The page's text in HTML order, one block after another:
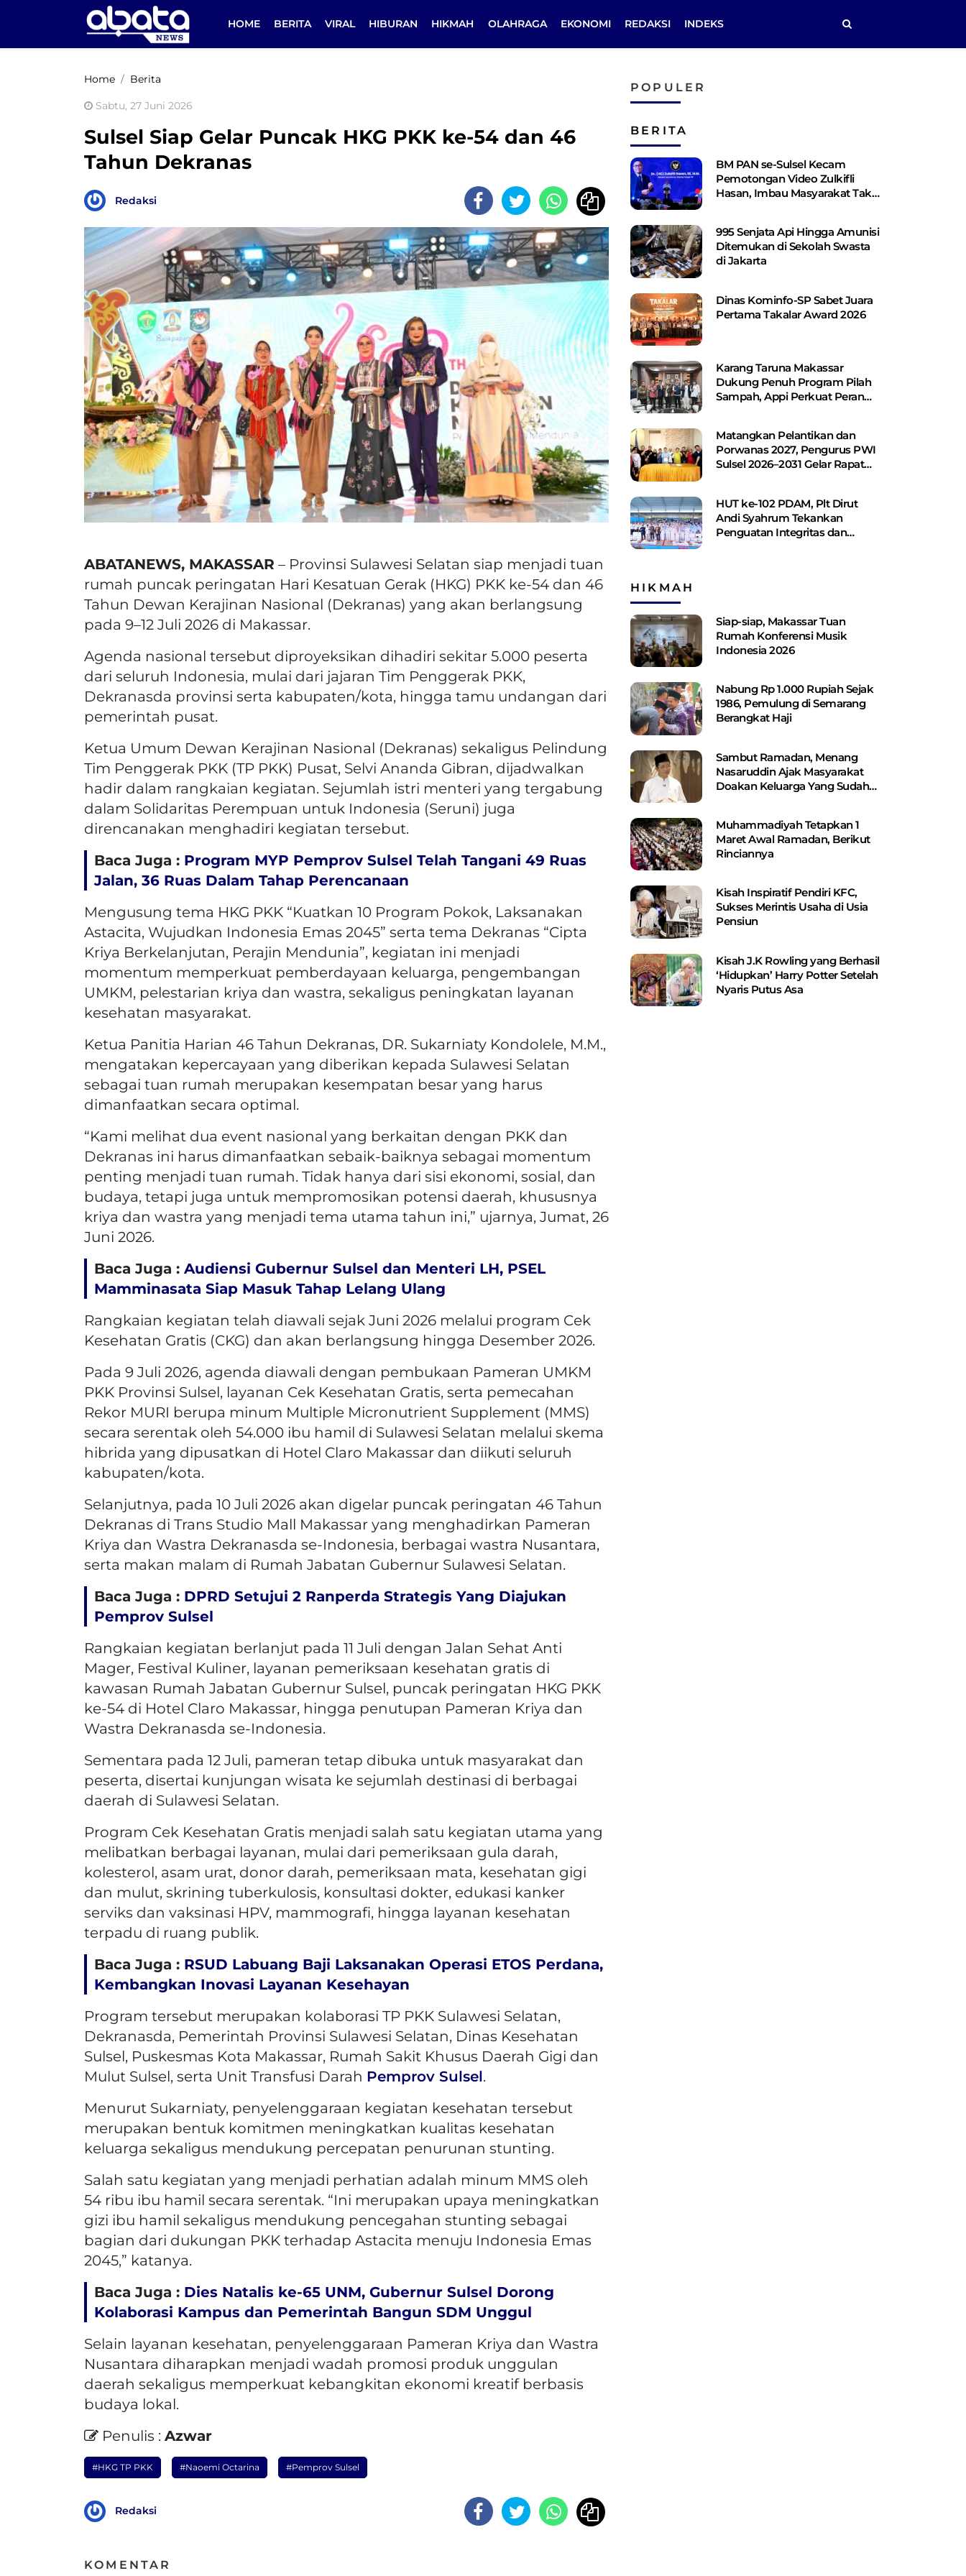
HOME BERITA VIRAL HIBURAN HIKMAH OLAHRAGA EKONOMI REDAKSI INDEKS
Home Berita
Sabtu, 27 Juni 2026
Sulsel Siap Gelar Puncak HKG PKK ke-54 dan 46
Tahun Dekranas
Redaksi
ABATANEWS, MAKASSAR – Provinsi Sulawesi Selatan siap menjadi tuan
rumah puncak peringatan Hari Kesatuan Gerak (HKG) PKK ke-54 dan 46
Tahun Dewan Kerajinan Nasional (Dekranas) yang akan berlangsung
pada 9–12 Juli 2026 di Makassar.
Agenda nasional tersebut diproyeksikan dihadiri sekitar 5.000 peserta
dari seluruh Indonesia, mulai dari jajaran Tim Penggerak PKK,
Dekranasda provinsi serta kabupaten/kota, hingga tamu undangan dari
pemerintah pusat.
Ketua Umum Dewan Kerajinan Nasional (Dekranas) sekaligus Pelindung
Tim Penggerak PKK (TP PKK) Pusat, Selvi Ananda Gibran, dijadwalkan
hadir dalam rangkaian kegiatan. Sejumlah istri menteri yang tergabung
dalam Solidaritas Perempuan untuk Indonesia (Seruni) juga
direncanakan menghadiri kegiatan tersebut.
Baca Juga : Program MYP Pemprov Sulsel Telah Tangani 49 Ruas
Jalan, 36 Ruas Dalam Tahap Perencanaan
Mengusung tema HKG PKK “Kuatkan 10 Program Pokok, Laksanakan
Astacita, Wujudkan Indonesia Emas 2045” serta tema Dekranas “Cipta
Kriya Berkelanjutan, Perajin Mendunia”, kegiatan ini menjadi
momentum memperkuat pemberdayaan keluarga, pengembangan
UMKM, pelestarian kriya dan wastra, sekaligus peningkatan layanan
kesehatan masyarakat.
Ketua Panitia Harian 46 Tahun Dekranas, DR. Sukarniaty Kondolele, M.M.,
mengatakan kepercayaan yang diberikan kepada Sulawesi Selatan
sebagai tuan rumah merupakan kesempatan besar yang harus
dimanfaatkan secara optimal.
“Kami melihat dua event nasional yang berkaitan dengan PKK dan
Dekranas ini harus dimanfaatkan sebaik-baiknya sebagai momentum
penting menjadi tuan rumah. Tidak hanya dari sisi ekonomi, sosial, dan
budaya, tetapi juga untuk mempromosikan potensi daerah, khususnya
kriya dan wastra yang menjadi tema utama tahun ini,” ujarnya, Jumat, 26
Juni 2026.
Baca Juga : Audiensi Gubernur Sulsel dan Menteri LH, PSEL
Mamminasata Siap Masuk Tahap Lelang Ulang
Rangkaian kegiatan telah diawali sejak Juni 2026 melalui program Cek
Kesehatan Gratis (CKG) dan akan berlangsung hingga Desember 2026.
Pada 9 Juli 2026, agenda diawali dengan pembukaan Pameran UMKM
PKK Provinsi Sulsel, layanan Cek Kesehatan Gratis, serta pemecahan
Rekor MURI berupa minum Multiple Micronutrient Supplement (MMS)
secara serentak oleh 54.000 ibu hamil di Sulawesi Selatan melalui skema
hibrida yang dipusatkan di Hotel Claro Makassar dan diikuti seluruh
kabupaten/kota.
Selanjutnya, pada 10 Juli 2026 akan digelar puncak peringatan 46 Tahun
Dekranas di Trans Studio Mall Makassar yang menghadirkan Pameran
Kriya dan Wastra Dekranasda se-Indonesia, berbagai wastra Nusantara,
serta makan malam di Rumah Jabatan Gubernur Sulawesi Selatan.
Baca Juga : DPRD Setujui 2 Ranperda Strategis Yang Diajukan
Pemprov Sulsel
Rangkaian kegiatan berlanjut pada 11 Juli dengan Jalan Sehat Anti
Mager, Festival Kuliner, layanan pemeriksaan kesehatan gratis di
kawasan Rumah Jabatan Gubernur Sulsel, puncak peringatan HKG PKK
ke-54 di Hotel Claro Makassar, hingga penutupan Pameran Kriya dan
Wastra Dekranasda se-Indonesia.
Sementara pada 12 Juli, pameran tetap dibuka untuk masyarakat dan
peserta, disertai kunjungan wisata ke sejumlah destinasi di berbagai
daerah di Sulawesi Selatan.
Program Cek Kesehatan Gratis menjadi salah satu kegiatan utama yang
melibatkan berbagai layanan, mulai dari pemeriksaan gula darah,
kolesterol, asam urat, donor darah, pemeriksaan mata, kesehatan gigi
dan mulut, skrining tuberkulosis, konsultasi dokter, edukasi kanker
serviks dan vaksinasi HPV, mammografi, hingga layanan kesehatan
terpadu di ruang publik.
Baca Juga : RSUD Labuang Baji Laksanakan Operasi ETOS Perdana,
Kembangkan Inovasi Layanan Kesehayan
Program tersebut merupakan kolaborasi TP PKK Sulawesi Selatan,
Dekranasda, Pemerintah Provinsi Sulawesi Selatan, Dinas Kesehatan
Sulsel, Puskesmas Kota Makassar, Rumah Sakit Khusus Daerah Gigi dan
Mulut Sulsel, serta Unit Transfusi Darah Pemprov Sulsel.
Menurut Sukarniaty, penyelenggaraan kegiatan kesehatan tersebut
merupakan bentuk komitmen meningkatkan kualitas kesehatan
keluarga sekaligus mendukung percepatan penurunan stunting.
Salah satu kegiatan yang menjadi perhatian adalah minum MMS oleh
54 ribu ibu hamil secara serentak. “Ini merupakan upaya meningkatkan
gizi ibu hamil sekaligus mendukung pencegahan stunting sebagai
bagian dari dukungan PKK terhadap Astacita menuju Indonesia Emas
2045,” katanya.
Baca Juga : Dies Natalis ke-65 UNM, Gubernur Sulsel Dorong
Kolaborasi Kampus dan Pemerintah Bangun SDM Unggul
Selain layanan kesehatan, penyelenggaraan Pameran Kriya dan Wastra
Nusantara diharapkan menjadi wadah promosi produk unggulan
daerah sekaligus memperkuat kebangkitan ekonomi kreatif berbasis
budaya lokal.
Penulis : Azwar
#HKG TP PKK #Naoemi Octarina #Pemprov Sulsel
Redaksi
KOMENTAR
POPULER
BERITA
BM PAN se-Sulsel Kecam
Pemotongan Video Zulkifli
Hasan, Imbau Masyarakat Tak
995 Senjata Api Hingga Amunisi
Ditemukan di Sekolah Swasta
di Jakarta
Dinas Kominfo-SP Sabet Juara
Pertama Takalar Award 2026
Karang Taruna Makassar
Dukung Penuh Program Pilah
Sampah, Appi Perkuat Peran
Matangkan Pelantikan dan
Porwanas 2027, Pengurus PWI
Sulsel 2026–2031 Gelar Rapat
HUT ke-102 PDAM, Plt Dirut
Andi Syahrum Tekankan
Penguatan Integritas dan
HIKMAH
Siap-siap, Makassar Tuan
Rumah Konferensi Musik
Indonesia 2026
Nabung Rp 1.000 Rupiah Sejak
1986, Pemulung di Semarang
Berangkat Haji
Sambut Ramadan, Menang
Nasaruddin Ajak Masyarakat
Doakan Keluarga Yang Sudah
Muhammadiyah Tetapkan 1
Maret Awal Ramadan, Berikut
Rinciannya
Kisah Inspiratif Pendiri KFC,
Sukses Merintis Usaha di Usia
Pensiun
Kisah J.K Rowling yang Berhasil
‘Hidupkan’ Harry Potter Setelah
Nyaris Putus Asa